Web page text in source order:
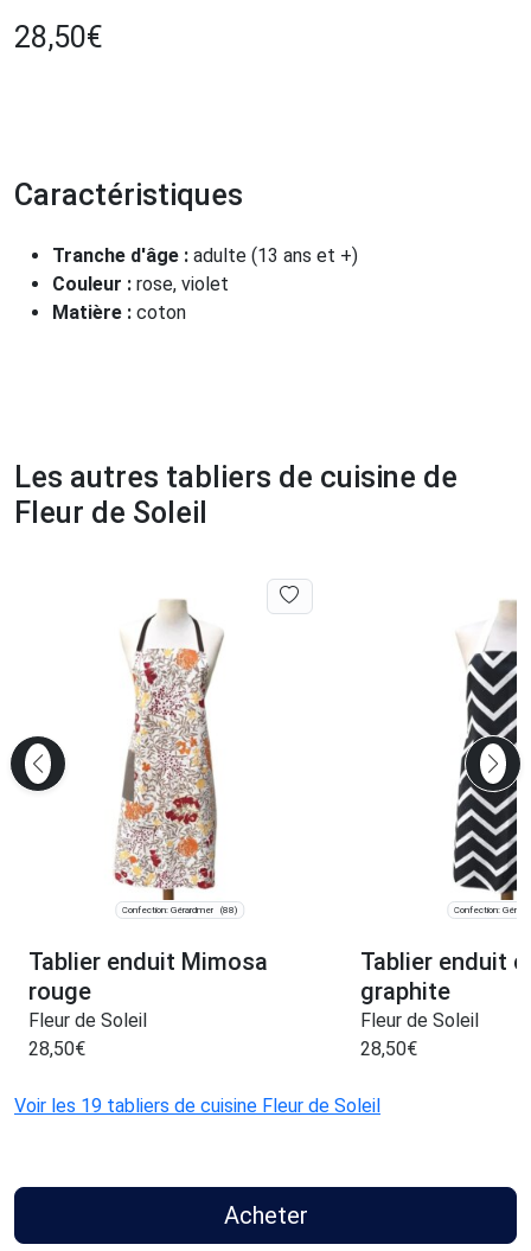
28,50€
Caractéristiques
Tranche d'âge : adulte (13 ans et +)
Couleur : rose, violet
Matière : coton
Les autres tabliers de cuisine de
Fleur de Soleil
Confection: Gérardmer (88)
Tablier enduit Mimosa
rouge
Fleur de Soleil
28,50€
Confection:
Tablier enduit
graphite
Fleur de Soleil
28,50€
Voir les 19 tabliers de cuisine Fleur de Soleil
Acheter